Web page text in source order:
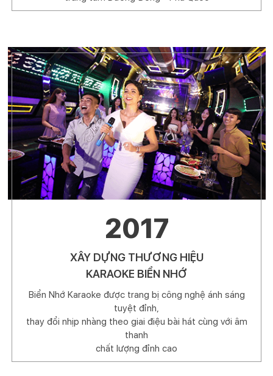
2017
XÂY DỰNG THƯƠNG HIỆU
KARAOKE BIỂN NHỚ
Biển Nhớ Karaoke được trang bị công nghệ ánh sáng
tuyệt đỉnh,
thay đổi nhịp nhàng theo giai điệu bài hát cùng với âm
thanh
chất lượng đỉnh cao